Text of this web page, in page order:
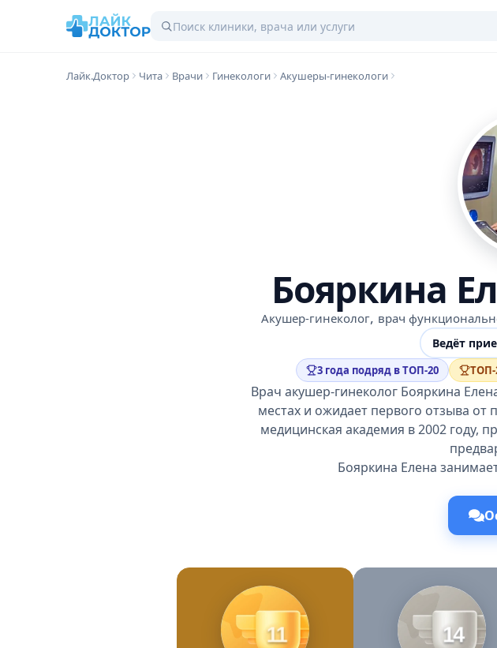
Лайк.Доктор Чита Врачи Гинекологи Акушеры-гинекологи
Бояркина
Акушер-гинеколог, врач
Ведёт
3 года подряд в ТОП-20 ТОП-
Врач акушер-гинеколог Бояркина
местах и ожидает первого отзыва от
медицинская академия в 2002 году,
Бояркина Елена
11 14